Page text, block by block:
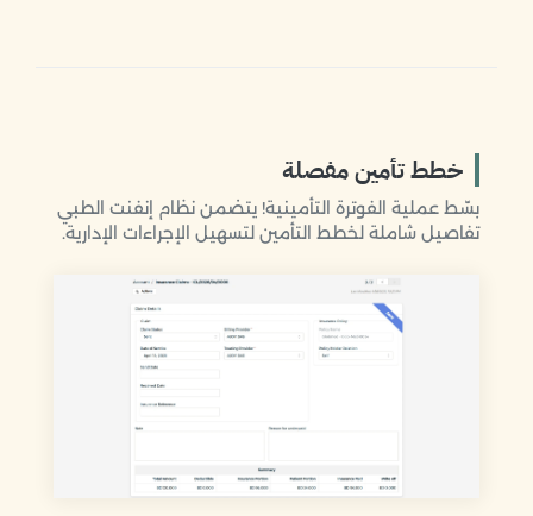
خطط تأمين مفصلة
بسّط عملية الفوترة التأمينية! يتضمن نظام إنفنت الطبي
تفاصيل شاملة لخطط التأمين لتسهيل الإجراءات الإدارية.